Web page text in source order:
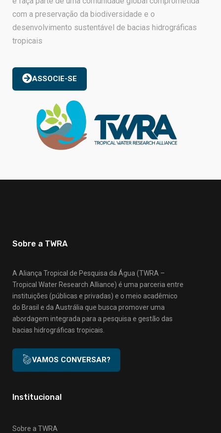
com a preservação da biodiversidade e o
desenvolvimento sustentável de bacias hidrográficas
tropicais
ASSOCIE-SE
Sobre a TWRA
A Aliança Tropical de Pesquisa da Água (TWRA –
Tropical Water Research Alliance) é uma parceria entre
instituições (públicas e privadas) e o meio acadêmico
do Brasil e da Austrália que busca promover uma
abordagem integrada para a pesquisa e gestão das
bacias hidrográficas tropicais.
VAMOS CONVERSAR?
Institucional
Sobre a TWRA